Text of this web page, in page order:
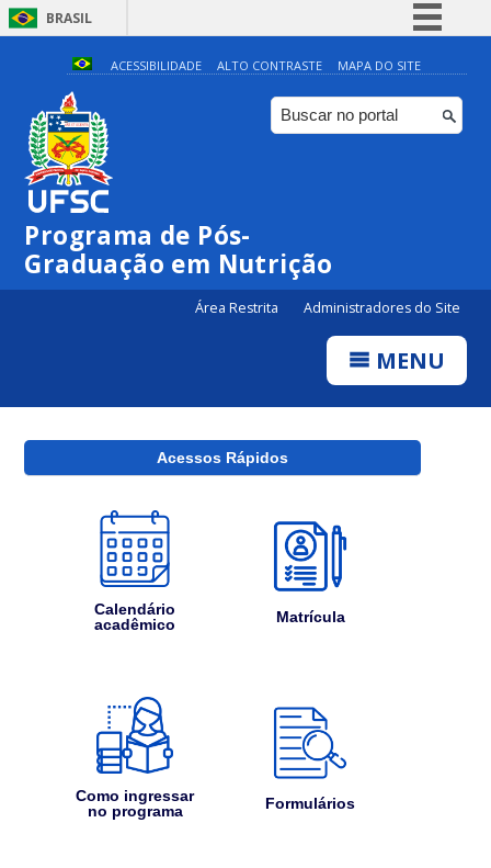
BRASIL
Simplifique!
Comunica BR
Participe
ACESSIBILIDADE ALTO CONTRASTE MAPA DO SITE
Programa de Pós-
Graduação em Nutrição
Área Restrita Administradores do Site
MENU
Acessos Rápidos
Calendário
acadêmico
Matrícula
Como ingressar
no programa
Formulários